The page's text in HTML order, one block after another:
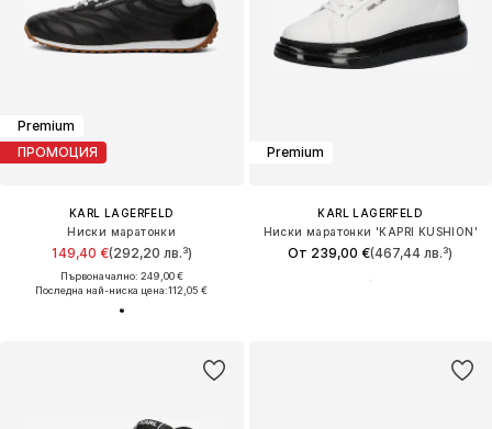
Premium
ПРОМОЦИЯ
KARL LAGERFELD
Ниски маратонки
149,40 €(292,20 лв.³)
Първоначално: 249,00 €
Последна най-ниска цена:112,05 €
Premium
KARL LAGERFELD
Ниски маратонки 'KAPRI KUSHION'
От 239,00 €(467,44 лв.³)